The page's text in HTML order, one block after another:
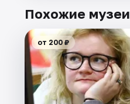
Похожие музеи
от 200 ₽